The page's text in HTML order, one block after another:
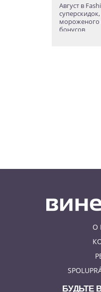
Август в
мороженого
бонусов
Молотова»
О
БУДЬТЕ